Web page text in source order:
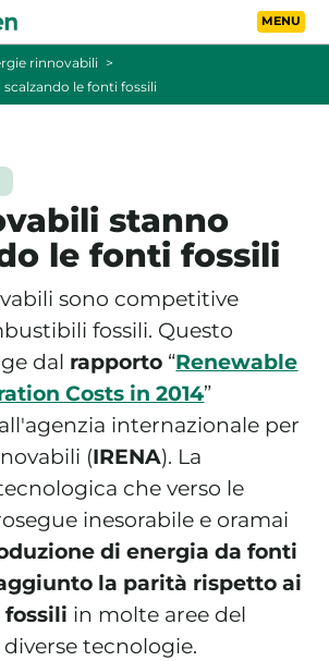
Vai al contenuto
energetica sostenibile
a WeForGreen
DISTANZA
rinnovabili
le fonti fossili
stanno
le fonti fossili
sono competitive
fossili. Questo
dal rapporto “Renewable
Costs in 2014”
internazionale per
(IRENA). La
che verso le
inesorabile e oramai
di energia da fonti
la parità rispetto ai
in molte aree del
tecnologie.